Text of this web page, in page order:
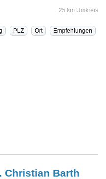
25 km Umkreis
PLZ Ort
Empfehlungen
Christian Barth